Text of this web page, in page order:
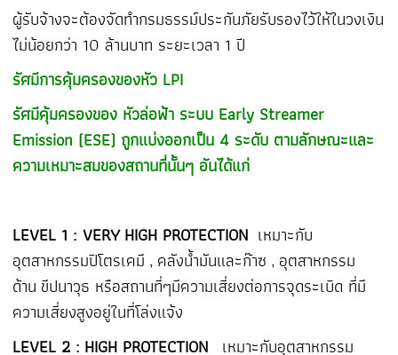
ผู้รับจ้างจะต้องจัดทำกรมธรรม์ประกันภัยรับรองไว้ให้ในวงเงิน
ไม่น้อยกว่า 10 ล้านบาท ระยะเวลา 1 ปี
รัศมีการคุ้มครองของหัว LPI
รัศมีคุ้มครองของ หัวล่อฟ้า ระบบ Early Streamer
Emission (ESE) ถูกแบ่งออกเป็น 4 ระดับ ตามลักษณะและ
ความเหมาะสมของสถานที่นั้นๆ อันได้แก่
LEVEL 1 : VERY HIGH PROTECTION เหมาะกับ
อุตสาหกรรมปิโตรเคมี , คลังน้ำมันและก๊าซ , อุตสาหกรรม
ด้าน ขีปนาวุธ หรือสถานที่ๆมีความเสี่ยงต่อการจุดระเบิด ที่มี
ความเสี่ยงสูงอยู่ในที่โล่งแจ้ง
LEVEL 2 : HIGH PROTECTION เหมาะกับอุตสาหกรรม